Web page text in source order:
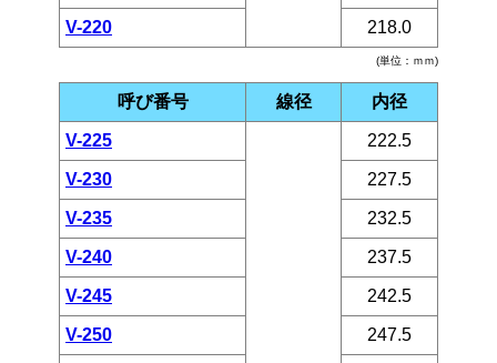
(単位：ｍｍ)
V-220 218.0
呼び番号 線径 内径
V-225 222.5
V-230 227.5
V-235 232.5
V-240 237.5
V-245 242.5
V-250 247.5